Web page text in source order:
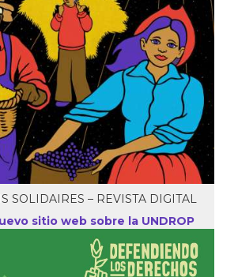
SOLIDAIRES – REVISTA DIGITAL
sitio web sobre la UNDROP